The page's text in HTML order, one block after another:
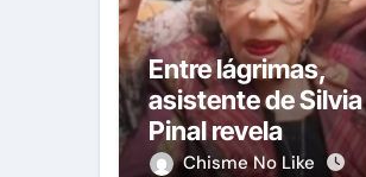
Entre lágrimas,
asistente de Silvia
Pinal revela
nuevos detalles
Chisme No Like